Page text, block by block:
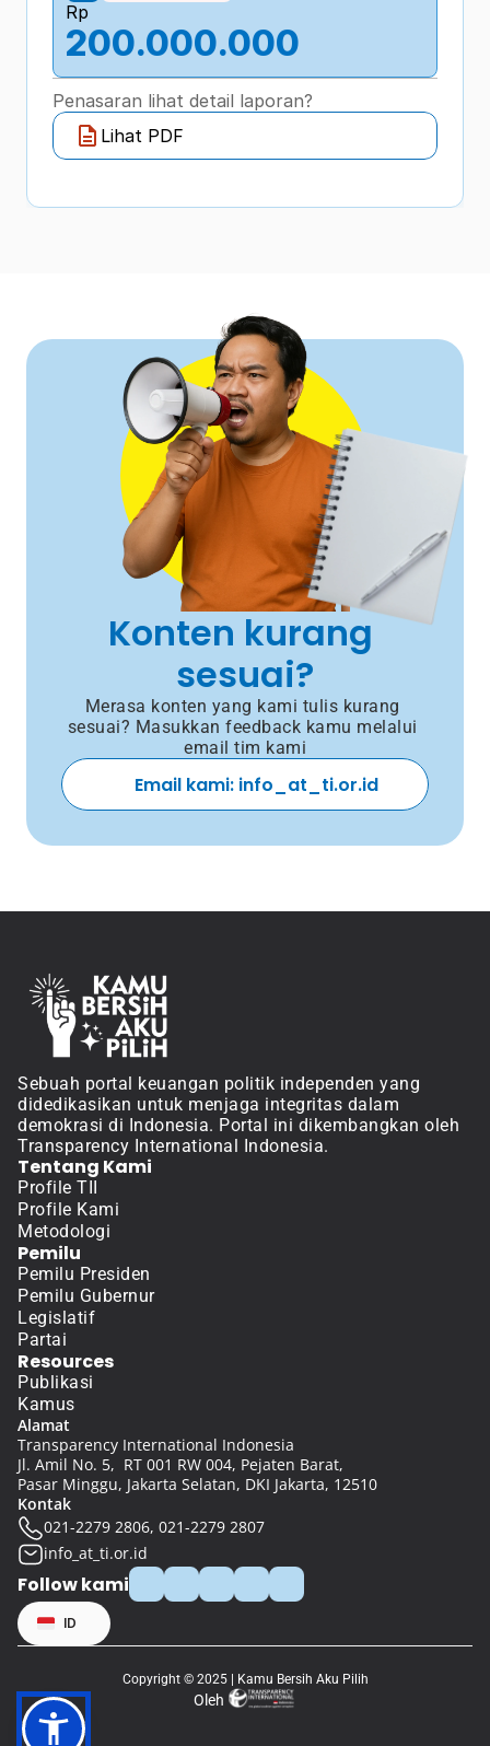
Rp
200.000.000
Penasaran lihat detail laporan?
Lihat PDF
Konten kurang
sesuai?
Merasa konten yang kami tulis kurang
sesuai? Masukkan feedback kamu melalui
email tim kami
Email kami: info_at_ti.or.id
Sebuah portal keuangan politik independen yang
didedikasikan untuk menjaga integritas dalam
demokrasi di Indonesia. Portal ini dikembangkan oleh
Transparency International Indonesia.
Tentang Kami
Profile TII
Profile Kami
Metodologi
Pemilu
Pemilu Presiden
Pemilu Gubernur
Legislatif
Partai
Resources
Publikasi
Kamus
Follow kami
Select Language
ID
Alamat
Transparency International Indonesia
Jl. Amil No. 5,  RT 001 RW 004, Pejaten Barat,
Pasar Minggu, Jakarta Selatan, DKI Jakarta, 12510
Kontak
021-2279 2806, 021-2279 2807
info_at_ti.or.id
Copyright © 2025 | Kamu Bersih Aku Pilih
Oleh